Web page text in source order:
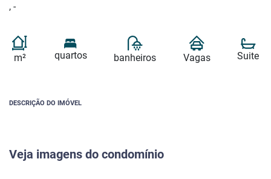
, -
m² quartos banheiros Vagas Suite
DESCRIÇÃO DO IMÓVEL
Veja imagens do condomínio